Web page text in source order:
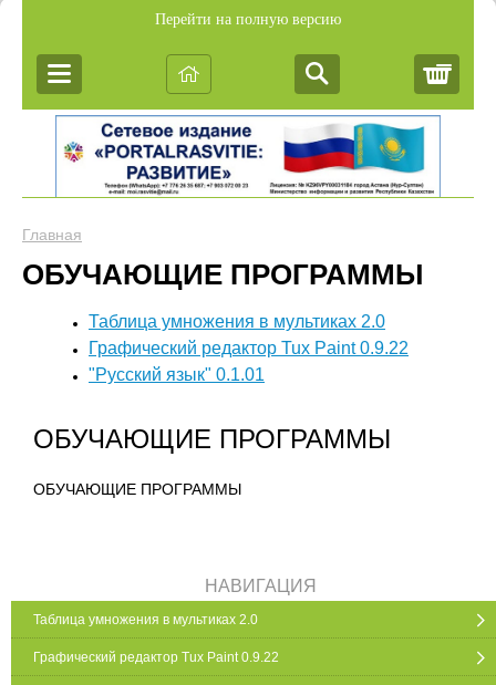
Перейти на полную версию
Главная
ОБУЧАЮЩИЕ ПРОГРАММЫ
Таблица умножения в мультиках 2.0
Графический редактор Tux Paint 0.9.22
"Русский язык" 0.1.01
ОБУЧАЮЩИЕ ПРОГРАММЫ
ОБУЧАЮЩИЕ ПРОГРАММЫ
НАВИГАЦИЯ
Таблица умножения в мультиках 2.0
Графический редактор Tux Paint 0.9.22